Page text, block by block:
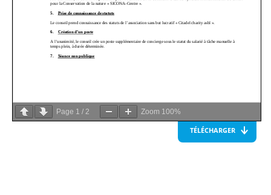
Page 1 / 2 Zoom 100%
TÉLÉCHARGER